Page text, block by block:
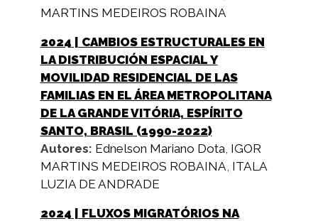
MARTINS MEDEIROS ROBAINA
2024 | CAMBIOS ESTRUCTURALES EN
LA DISTRIBUCIÓN ESPACIAL Y
MOVILIDAD RESIDENCIAL DE LAS
FAMILIAS EN EL ÁREA METROPOLITANA
DE LA GRANDE VITÓRIA, ESPÍRITO
SANTO, BRASIL (1990-2022)
Autores: Ednelson Mariano Dota, IGOR
MARTINS MEDEIROS ROBAINA ITALA
LUZIA DE ANDRADE
2024 | FLUXOS MIGRATÓRIOS NA